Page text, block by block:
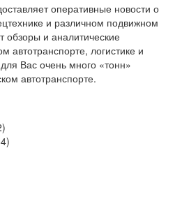
оперативные новости о
и различном подвижном
обзоры и аналитические
автотранспорте, логистике и
Вас очень много «тонн»
автотранспорте.